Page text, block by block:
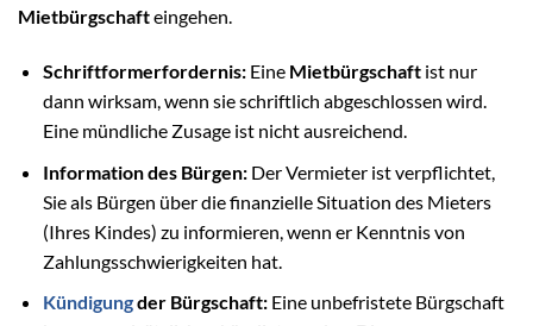
Mietbürgschafteingehen.
Schriftformerfordernis:Eine Mietbürgschaftist nur
dann wirksam, wenn sie schriftlich abgeschlossen wird.
Eine mündliche Zusage ist nicht ausreichend.
Information des Bürgen:Der Vermieter ist verpflichtet,
Sie als Bürgen über die finanzielle Situation des Mieters
(Ihres Kindes) zu informieren, wenn er Kenntnis von
Zahlungsschwierigkeiten hat.
Kündigungder Bürgschaft:Eine unbefristete Bürgschaft